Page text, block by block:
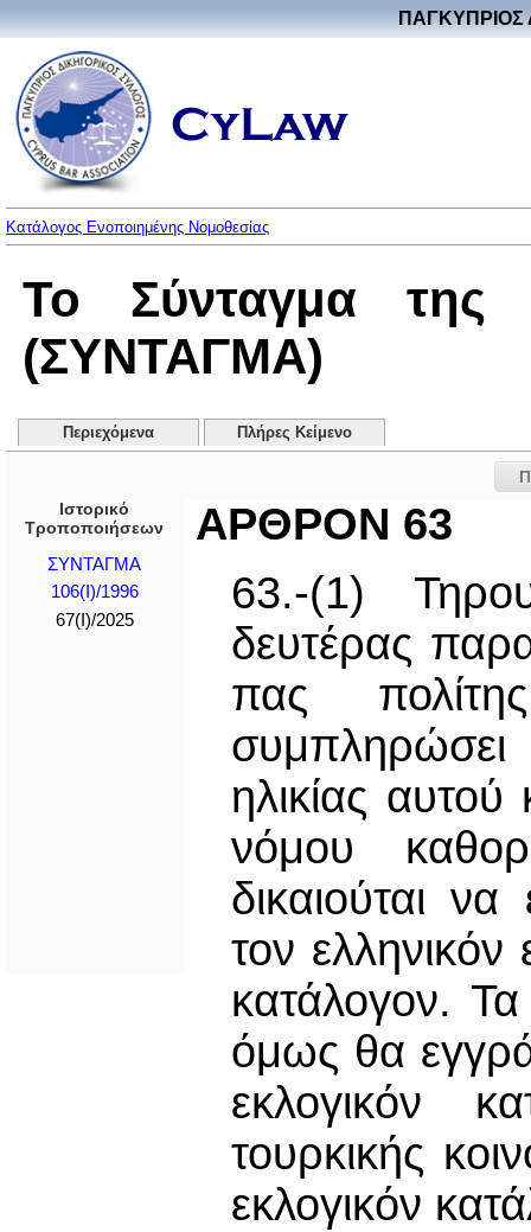
ΠΑΓΚΥΠΡΙΟΣ
Κατάλογος Ενοποιημένης Νομοθεσίας
Το Σύνταγμα της
(ΣΥΝΤΑΓΜΑ)
Περιεχόμενα Πλήρες Κείμενο
Ιστορικό
Τροποποιήσεων
ΣΥΝΤΑΓΜΑ
106(I)/1996
67(I)/2025
ΑΡΘΡΟΝ 63
63.-(1)
δευτέρας
πας
ηλικίας
νόμου
δικαιούται
τον ελληνικόν
κατάλογον. Τα
όμως θα
εκλογικόν
τουρκικής
εκλογικόν